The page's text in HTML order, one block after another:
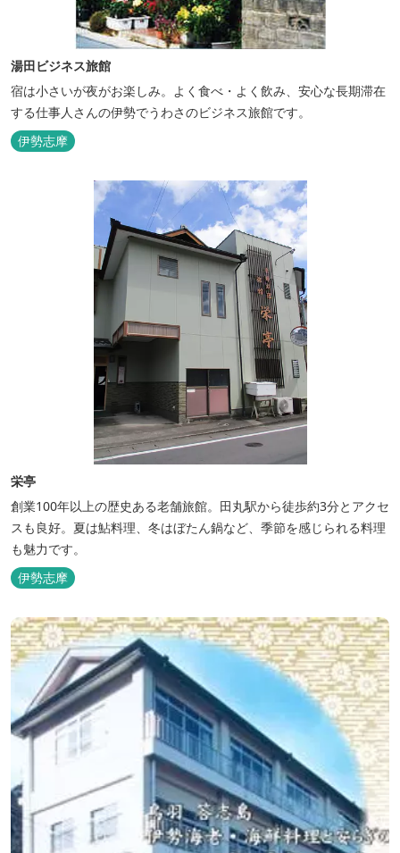
湯田ビジネス旅館
宿は小さいが夜がお楽しみ。よく食べ・よく飲み、安心な長期滞在
する仕事人さんの伊勢でうわさのビジネス旅館です。
伊勢志摩
栄亭
創業100年以上の歴史ある老舗旅館。田丸駅から徒歩約3分とアクセ
スも良好。夏は鮎料理、冬はぼたん鍋など、季節を感じられる料理
も魅力です。
伊勢志摩